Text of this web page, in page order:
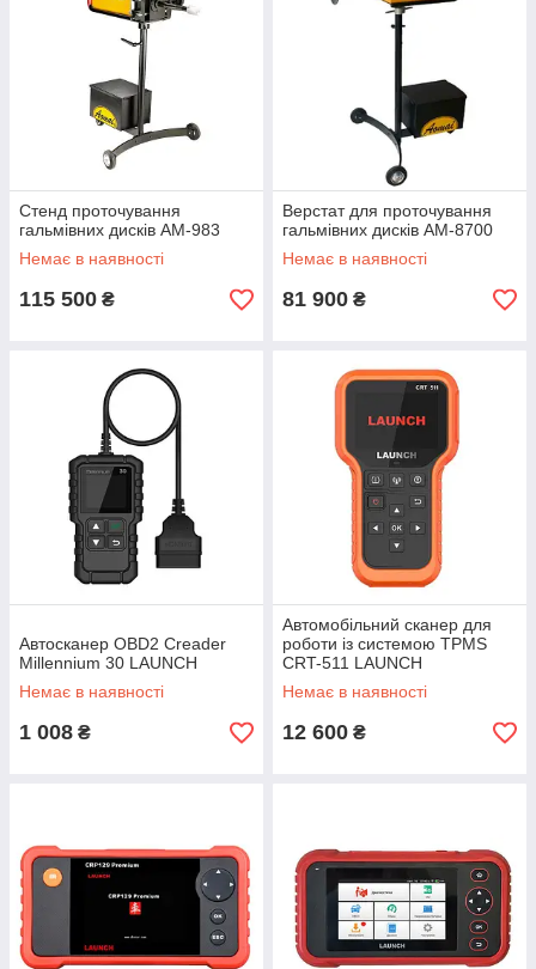
Стенд проточування
гальмівних дисків AM-983
Немає в наявності
115 500 ₴
Верстат для проточування
гальмівних дисків AM-8700
Немає в наявності
81 900 ₴
Автосканер OBD2 Creader
Millennium 30 LAUNCH
Немає в наявності
1 008 ₴
Автомобільний сканер для
роботи із системою TPMS
CRT-511 LAUNCH
Немає в наявності
12 600 ₴